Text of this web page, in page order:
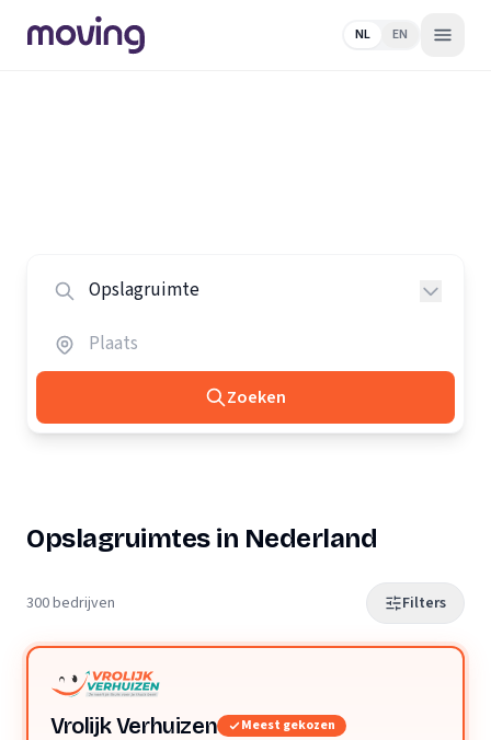
NL EN
Zoeken
Opslagruimtes in Nederland
300 bedrijven Filters
Vrolijk Verhuizen Meest gekozen